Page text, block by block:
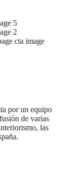
por un equipo
de varias
las